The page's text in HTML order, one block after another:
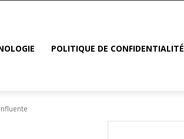
POLITIQUE DE CONFIDENTIALITÉ